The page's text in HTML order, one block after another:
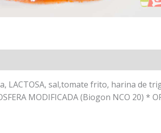
LACTOSA, sal,tomate frito, harina de
MODIFICADA (Biogon NCO 20)